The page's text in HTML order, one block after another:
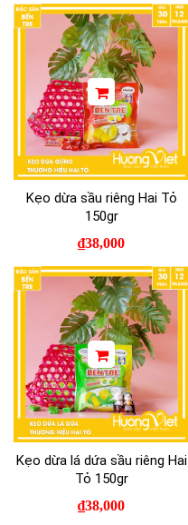
Kẹo dừa sầu riêng Hai Tỏ
150gr
₫38,000
Kẹo dừa lá dứa sầu riêng Hai
Tỏ 150gr
₫38,000